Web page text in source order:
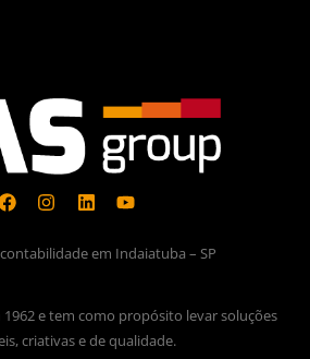
em Indaiatuba – SP
1962 e tem como propósito levar soluções
criativas e de qualidade.